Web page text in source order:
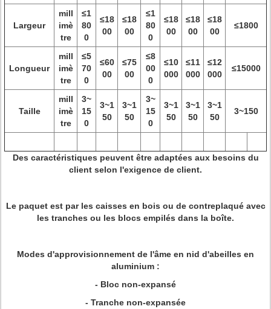
Largeur
mill
imè
tre
≤1
80
0
≤18
00
≤18
00
≤1
80
0
≤18
00
≤18
00
≤18
00
≤1800
Longueur
mill
imè
tre
≤5
70
0
≤60
00
≤75
00
≤8
00
0
≤10
000
≤11
000
≤12
000
≤15000
Taille
mill
imè
tre
3~
15
0
3~1
50
3~1
50
3~
15
0
3~1
50
3~1
50
3~1
50
3~150
Des caractéristiques peuvent être adaptées aux besoins du
client selon l'exigence de client.
Le paquet est par les caisses en bois ou de contreplaqué avec
les tranches ou les blocs empilés dans la boîte.
Modes d'approvisionnement de l'âme en nid d'abeilles en
aluminium :
- Bloc non-expansé
- Tranche non-expansée